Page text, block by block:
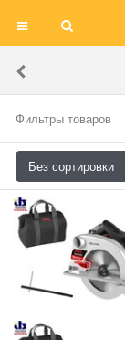
Фильтры товаров